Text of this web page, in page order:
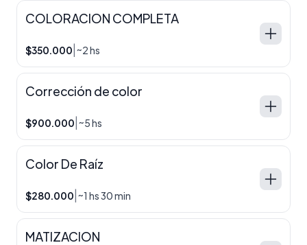
COLORACION COMPLETA
$350.000 ~2 hs
Corrección de color
$900.000 ~5 hs
Color De Raíz
$280.000 ~1 hs 30 min
MATIZACION